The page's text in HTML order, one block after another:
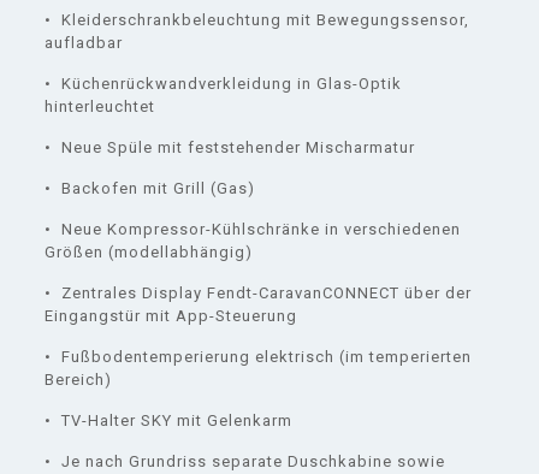
• Kleiderschrankbeleuchtung mit Bewegungssensor,
aufladbar
• Küchenrückwandverkleidung in Glas-Optik
hinterleuchtet
• Neue Spüle mit feststehender Mischarmatur
• Backofen mit Grill (Gas)
• Neue Kompressor-Kühlschränke in verschiedenen
Größen (modellabhängig)
• Zentrales Display Fendt-CaravanCONNECT über der
Eingangstür mit App-Steuerung
• Fußbodentemperierung elektrisch (im temperierten
Bereich)
• TV-Halter SKY mit Gelenkarm
• Je nach Grundriss separate Duschkabine sowie